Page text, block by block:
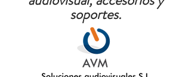
soportes.